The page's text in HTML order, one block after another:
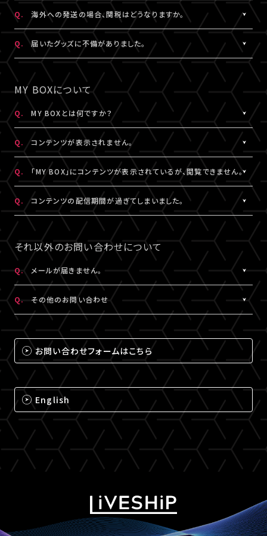
日本国外の郵便番号をご入力する際に、正しく入力しているにも関
わらずシステムの仕様上エラーとなる場合がございます。
その場合は、末尾1桁か2桁を削除、もしくは未記入にてお手続きを
お試しください。
なお、日本国外への配送はDHLを利用しております。
DHLが配送対象としていない国・地域への配送はできかねます。
予め、ご了承ください。
A.
日本国外の郵便番号を入力する際、システムの仕様上、正しく郵便
番号を入力しているにも関わらずエラーとなる場合がございます。
その場合は、末尾1桁か2桁を削除、もしくは未記入にてお手続きを
お試しください。
Q. 海外への発送の場合、関税はどうなりますか。
A.
関税はお客様ご自身でお支払いください。関税の計算は各国税関
の判断によります。
また、現地税関での商品配達停止に関しては、当サービスは一切
の責任を負いかねます。
DHLにおきましては現地カスタマーサービスにお問い合わせくだ
さい。
http://www.dhl.com/en/contact_center.html
Q. 届いたグッズに不備がありました。
A.
お手数ですが、詳細を記載のうえ、商品到着後14日以内に下記よ
りお問い合わせください。
グッズ配送・お届け済み商品に関して
【A!SMART お問い合わせ窓口】
https://www.asmart.jp/support
MY BOXについて
Q. MY BOXとは何ですか？
A.
ご購入の視聴チケットやグッズの条件に応じて、動画や画像などの
コンテンツが配信される機能です。
コンテンツの配信がある場合、視聴チケットやグッズを購入したA!-
ID（メールアドレス）とパスワードでログインのうえ、「マイページ」
内「MY BOX」から確認することができます。
コンテンツの配信有無や、配信期間については、各公演のチケット
販売ページやグッズ商品詳細ページ、MY BOXなどでご確認くださ
Q. コンテンツが表示されません。
A.
コンテンツが表示されない場合は、コンテンツ配信期間外である
か、配信対象外の視聴チケットやグッズを購入されている可能性が
あります。
コンテンツ配信期間は、各公演のチケット販売ページやグッズ商品
詳細ページ、MY BOXなどでご確認ください。
※チケットの購入情報は、「マイページ」内「チケット購入情報」にて
ご確認ください。
Q. 「MY BOX」にコンテンツが表示されているが、閲覧できません。
A.
コンテンツが「MY BOX」に表示されているにも関わらず閲覧でき
ない場合、コンテンツ配信期間を経過したか、ご利用端末が推奨環
境ではない可能性があります。
推奨環境は
こちら
よりご確認ください。
スマートフォン、タブレットをご利用の場合、LINEやメール等のアプ
リ内ブラウジングではなく、推奨環境にある指定のブラウザ
（iPhone・iPadの場合は「Safari」、Androidの場合は
「Chrome」）にて閲覧ください。
なお、MY BOXで配信されるコンテンツは、視聴プレイヤーに
ChromecastとAirPlayのアイコンは表示されません。予めご了承
ください。
Q. コンテンツの配信期間が過ぎてしまいました。
A.
配信期間終了後のコンテンツは、再配信いたしません。予めご了承
ください。
それ以外のお問い合わせについて
Q. メールが届きません。
メールが届かない場合は、下記ドメインの受信設定をお願いいた
します。
※メールの再配信はできません。迷惑メールフォルダをご確認くだ
@liveship.tokyo
@id.amob.jp
Q. その他のお問い合わせ
A.
それ以外のお問い合わせについては、下記のいずれかの方法でお
問い合わせください。
【LIVESHIPお問い合わせ窓口】
https://liveship.tokyo/mob/form/inquAdd.php?site=LS
グッズ配送・お届け済み商品に関して
【A!SMART お問い合わせ窓口】
https://www.asmart.jp/support
お問い合わせフォームはこちら
English